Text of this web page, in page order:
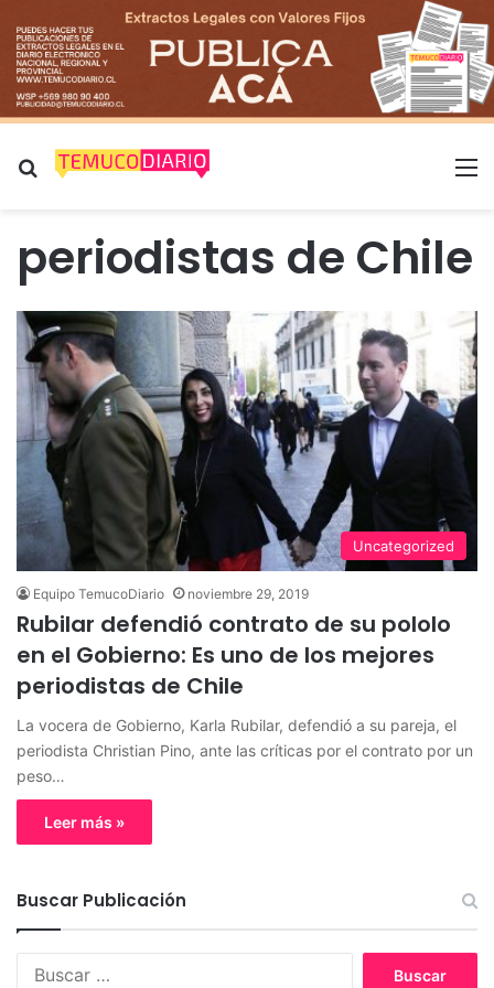
Buscar por
periodistas de Chile
Uncategorized
Equipo TemucoDiario noviembre 29, 2019
Rubilar defendió contrato de su pololo
en el Gobierno: Es uno de los mejores
periodistas de Chile
La vocera de Gobierno, Karla Rubilar, defendió a su pareja, el
periodista Christian Pino, ante las críticas por el contrato por un
peso…
Leer más »
Buscar Publicación